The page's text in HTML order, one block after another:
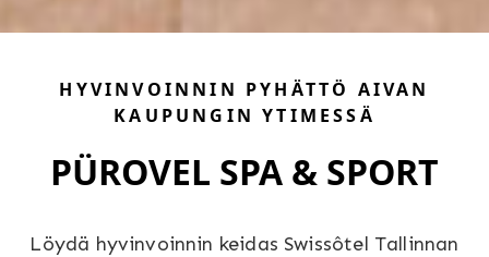
PÜROVEL SPA & SPORT
HYVINVOINNIN PYHÄTTÖ AIVAN
KAUPUNGIN YTIMESSÄ
Löydä hyvinvoinnin keidas Swissôtel Tallinnan